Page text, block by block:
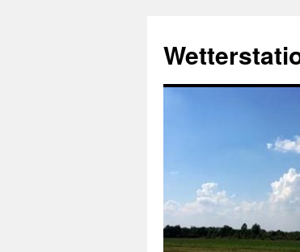
springen